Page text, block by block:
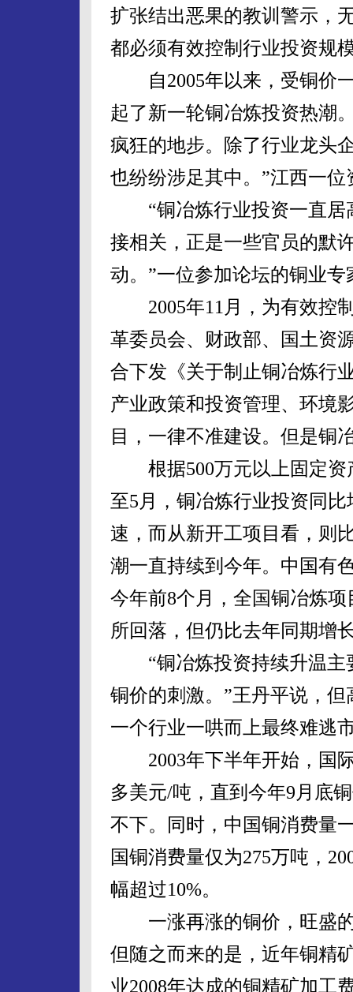
扩张结出恶果的教训警示，
都必须有效控制行业投资规
自2005年以来，受铜价一
起了新一轮铜冶炼投资热潮
疯狂的地步。除了行业龙头
也纷纷涉足其中。”江西一
“铜冶炼行业投资一直居
接相关，正是一些官员的默
动。”一位参加论坛的铜业专
2005年11月，为有效控
革委员会、财政部、国土资
合下发《关于制止铜冶炼行
产业政策和投资管理、环境
目，一律不准建设。但是铜
根据500万元以上固定资
至5月，铜冶炼行业投资同
速，而从新开工项目看，则
潮一直持续到今年。中国有
今年前8个月，全国铜冶炼
所回落，但仍比去年同期增
“铜冶炼投资持续升温主
铜价的刺激。”王丹平说，
一个行业一哄而上最终难逃
2003年下半年开始，国际
多美元/吨，直到今年9月底
不下。同时，中国铜消费量
国铜消费量仅为275万吨，
幅超过10%。
一涨再涨的铜价，旺盛的
但随之而来的是，近年铜精
业2008年达成的铜精矿加工